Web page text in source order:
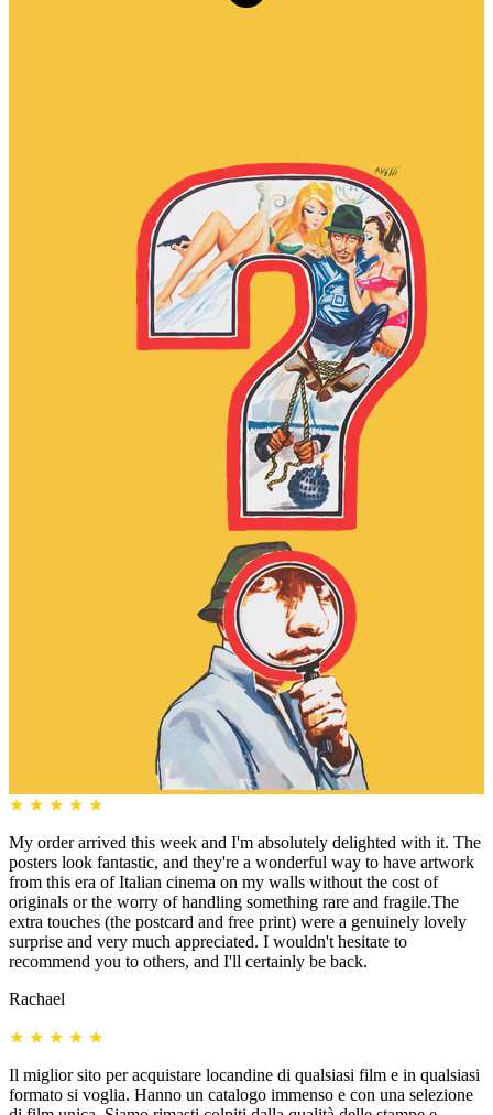
★ ★ ★ ★ ★
My order arrived this week and I'm absolutely delighted with it. The
posters look fantastic, and they're a wonderful way to have artwork
from this era of Italian cinema on my walls without the cost of
originals or the worry of handling something rare and fragile.The
extra touches (the postcard and free print) were a genuinely lovely
surprise and very much appreciated. I wouldn't hesitate to
recommend you to others, and I'll certainly be back.
Rachael
★ ★ ★ ★ ★
Il miglior sito per acquistare locandine di qualsiasi film e in qualsiasi
formato si voglia. Hanno un catalogo immenso e con una selezione